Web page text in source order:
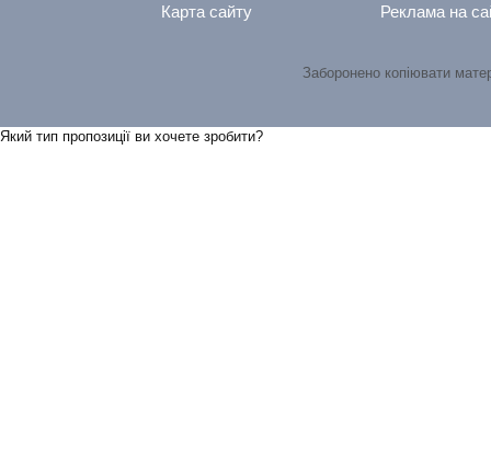
Карта сайту
Реклама на
Заборонено копіювати
Який тип пропозицiї ви хочете зробити?